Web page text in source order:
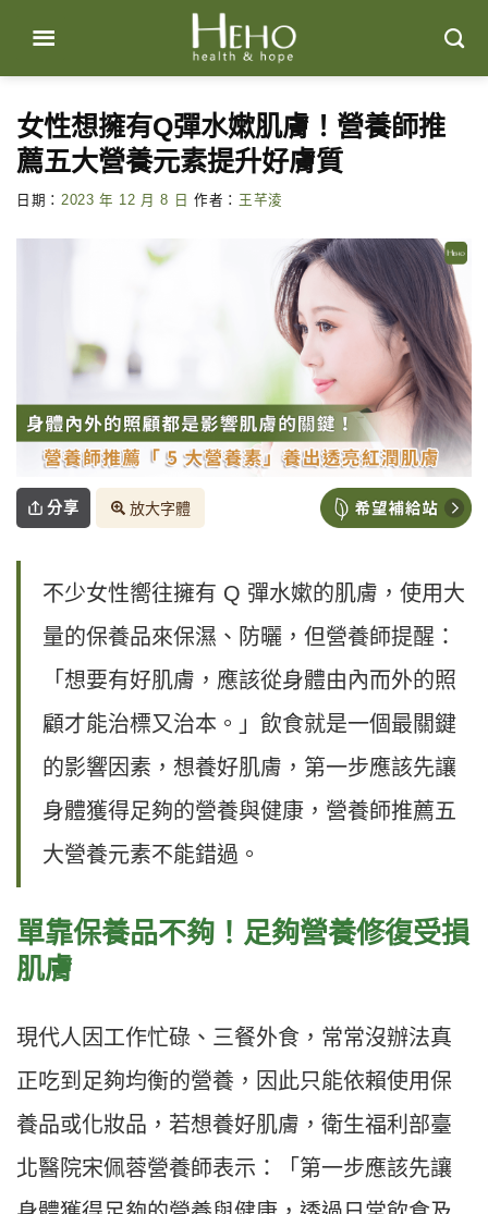
content
女性想擁有Q彈水嫰肌膚！營養師推
薦五大營養元素提升好膚質
日期： 2023 年 12 月 8 日 作者： 王芊淩
分享 放大字體
不少女性嚮往擁有 Q 彈水嫰的肌膚，使用大
量的保養品來保濕、防曬，但營養師提醒：
「想要有好肌膚，應該從身體由內而外的照
顧才能治標又治本。」飲食就是一個最關鍵
的影響因素，想養好肌膚，第一步應該先讓
身體獲得足夠的營養與健康，營養師推薦五
大營養元素不能錯過。
單靠保養品不夠！足夠營養修復受損
肌膚
現代人因工作忙碌、三餐外食，常常沒辦法真
正吃到足夠均衡的營養，因此只能依賴使用保
養品或化妝品，若想養好肌膚，衛生福利部臺
北醫院宋佩蓉營養師表示：「第一步應該先讓